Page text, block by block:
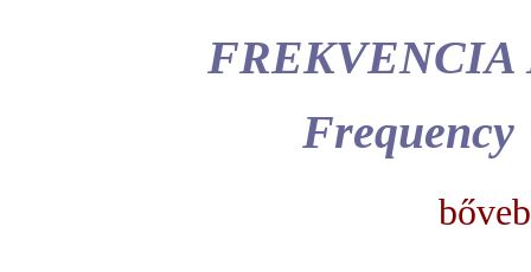
FREKVENCIA
Frequency